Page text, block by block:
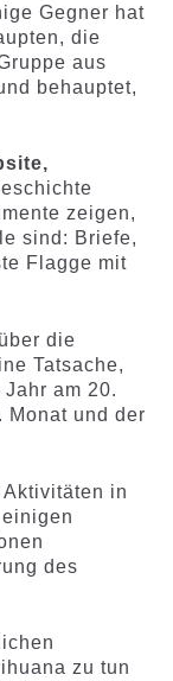
Gegner hat
die
aus
behauptet,
zeigen,
sind: Briefe,
Flagge mit
die
Tatsache,
am 20.
Monat und der
in
des
zu tun